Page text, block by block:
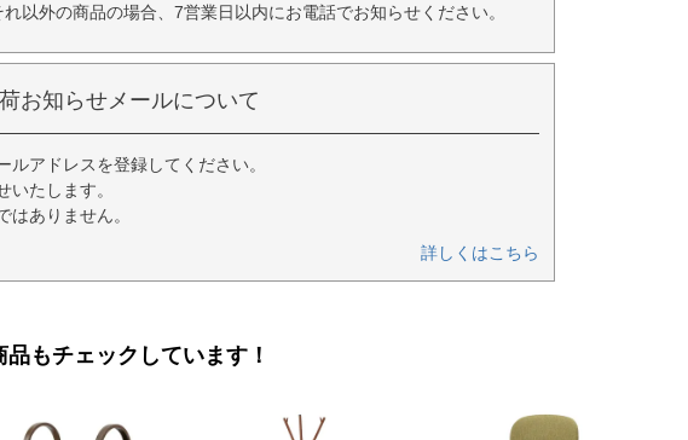
以外の商品の場合、7営業日以内にお電話でお知らせください。
お知らせメールについて
アドレスを登録してください。
たします。
ありません。
詳しくはこちら
もチェックしています！